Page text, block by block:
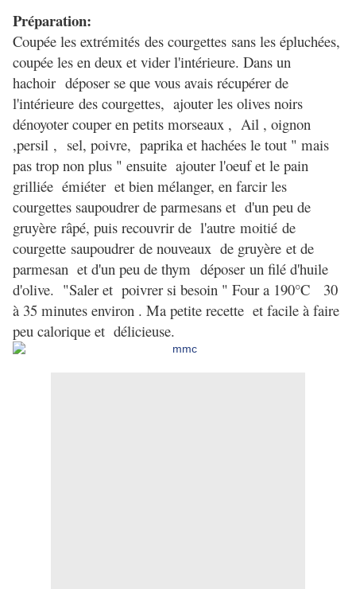
Préparation:
Coupée les extrémités des courgettes sans les épluchées,
coupée les en deux et vider l'intérieure. Dans un
hachoir déposer se que vous avais récupérer de
l'intérieure des courgettes, ajouter les olives noirs
dénoyoter couper en petits morseaux , Ail , oignon
,persil , sel, poivre, paprika et hachées le tout " mais
pas trop non plus " ensuite ajouter l'oeuf et le pain
grilliée émiéter et bien mélanger, en farcir les
courgettes saupoudrer de parmesans et d'un peu de
gruyère râpé, puis recouvrir de l'autre moitié de
courgette saupoudrer de nouveaux de gruyère et de
parmesan et d'un peu de thym déposer un filé d'huile
d'olive. "Saler et poivrer si besoin " Four a 190°C 30
à 35 minutes environ . Ma petite recette et facile à faire
peu calorique et délicieuse.